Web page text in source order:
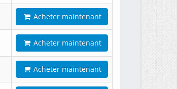
Acheter maintenant
Acheter maintenant
Acheter maintenant